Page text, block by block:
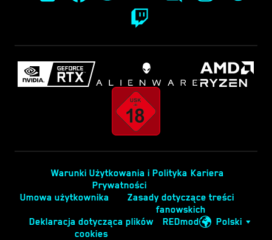
Warunki Użytkowania i Polityka
Prywatności
Kariera
Umowa użytkownika
Zasady dotyczące treści
fanowskich
Deklaracja dotycząca plików
cookies
REDmod Polski